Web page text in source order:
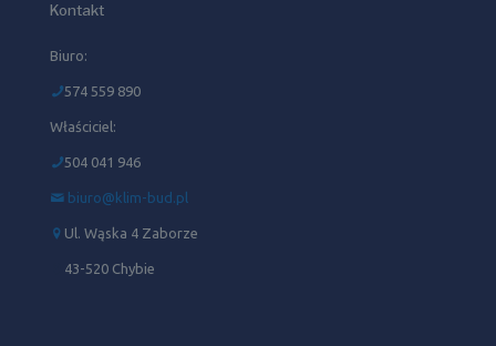
Kontakt
Biuro:
574 559 890
Właściciel:
504 041 946‬
biuro@klim-bud.pl
Ul. Wąska 4 Zaborze
43-520 Chybie